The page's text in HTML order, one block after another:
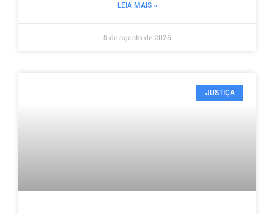
LEIA MAIS »
8 de agosto de 2026
JUSTIÇA